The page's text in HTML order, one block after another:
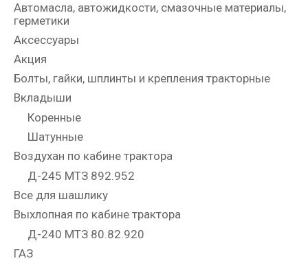
Автомасла, автожидкости, смазочные материалы,
герметики
Аксессуары
Акция
Болты, гайки, шплинты и крепления тракторные
Вкладыши
Коренные
Шатунные
Воздухан по кабине трактора
Д-245 МТЗ 892.952
Все для шашлику
Выхлопная по кабине трактора
Д-240 МТЗ 80.82.920
ГАЗ